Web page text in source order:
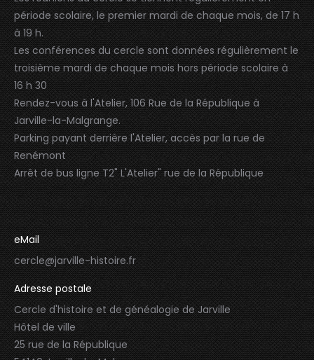
période scolaire, le premier mardi de chaque mois, de 17 h
à 19 h.
Les conférences du cercle sont données régulièrement le
troisième mardi de chaque mois hors période scolaire à
16 h 30
Rendez-vous à l'Atelier, 106 Rue de la République à
Jarville-la-Malgrange.
Parking payant derrière l'Atelier, accès par la rue de
Renémont
Arrêt de bus ligne T2" L'Atelier" rue de la République
eMail
cercle@jarville-histoire.fr
Adresse postale
Cercle d'histoire et de généalogie de Jarville
Hôtel de ville
25 rue de la République